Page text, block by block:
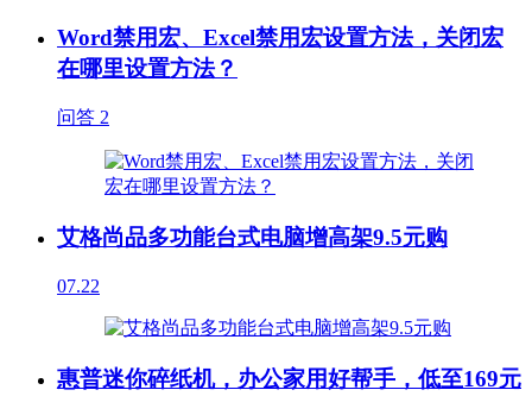
Word禁用宏、Excel禁用宏设置方法，关闭宏
在哪里设置方法？
问答 2
艾格尚品多功能台式电脑增高架9.5元购
07.22
惠普迷你碎纸机，办公家用好帮手，低至169元